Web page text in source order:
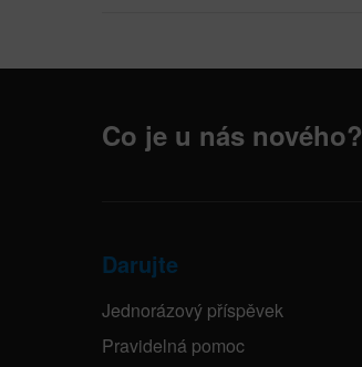
Co je u nás nového?
Darujte
Jednorázový příspěvek
Pravidelná pomoc